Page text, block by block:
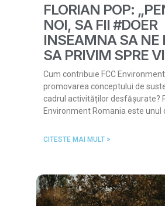
FLORIAN POP:
NOI, SA FII #DOER
INSEAMNA SA NE
SA PRIVIM SPRE
Cum contribuie FCC
promovarea conceptului de
cadrul activităților desfășurate?
Environment Romania este unul
CITESTE MAI MULT >